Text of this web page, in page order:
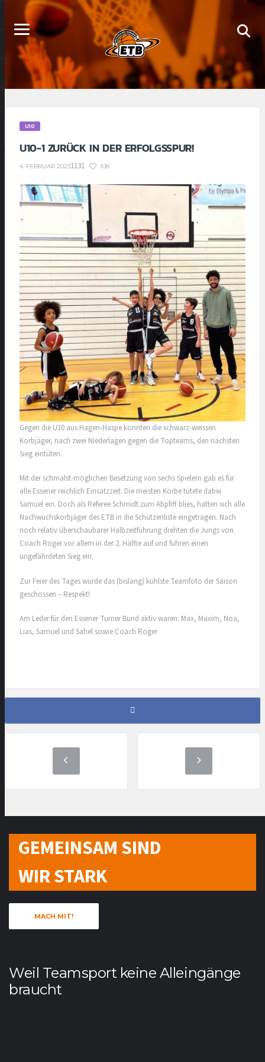
U10
U10-1 ZURÜCK IN DER ERFOLGSSPUR!
4. FEBRUAR 20231131 108
Gegen die U10 aus Hagen-Haspe konnten die schwarz-weissen
Korbjäger, nach zwei Niederlagen gegen die Topteams, den nächsten
Sieg eintüten.
Mit der schmalst-möglichen Besetzung von sechs Spielern gab es für
alle Essener reichlich Einsatzzeit. Die meisten Körbe tütete dabei
Samuel ein. Doch als Referee Schmidt zum Abpfiff blies, hatten sich alle
Nachwuchskorbjäger des ETB in die Schützenliste eingetragen. Nach
noch relativ überschaubarer Halbzeitführung drehten die Jungs von
Coach Roger vor allem in der 2. Hälfte auf und fuhren einen
ungefährdeten Sieg ein.
Zur Feier des Tages wurde das (bislang) kühlste Teamfoto der Saison
geschossen – Respekt!
Am Leder für den Essener Turner Bund aktiv waren: Max, Maxim, Noa,
Lias, Samuel und Sahel sowie Coach Roger
GEMEINSAM SIND
WIR STARK
MACH MIT!
Weil Teamsport keine Alleingänge
braucht